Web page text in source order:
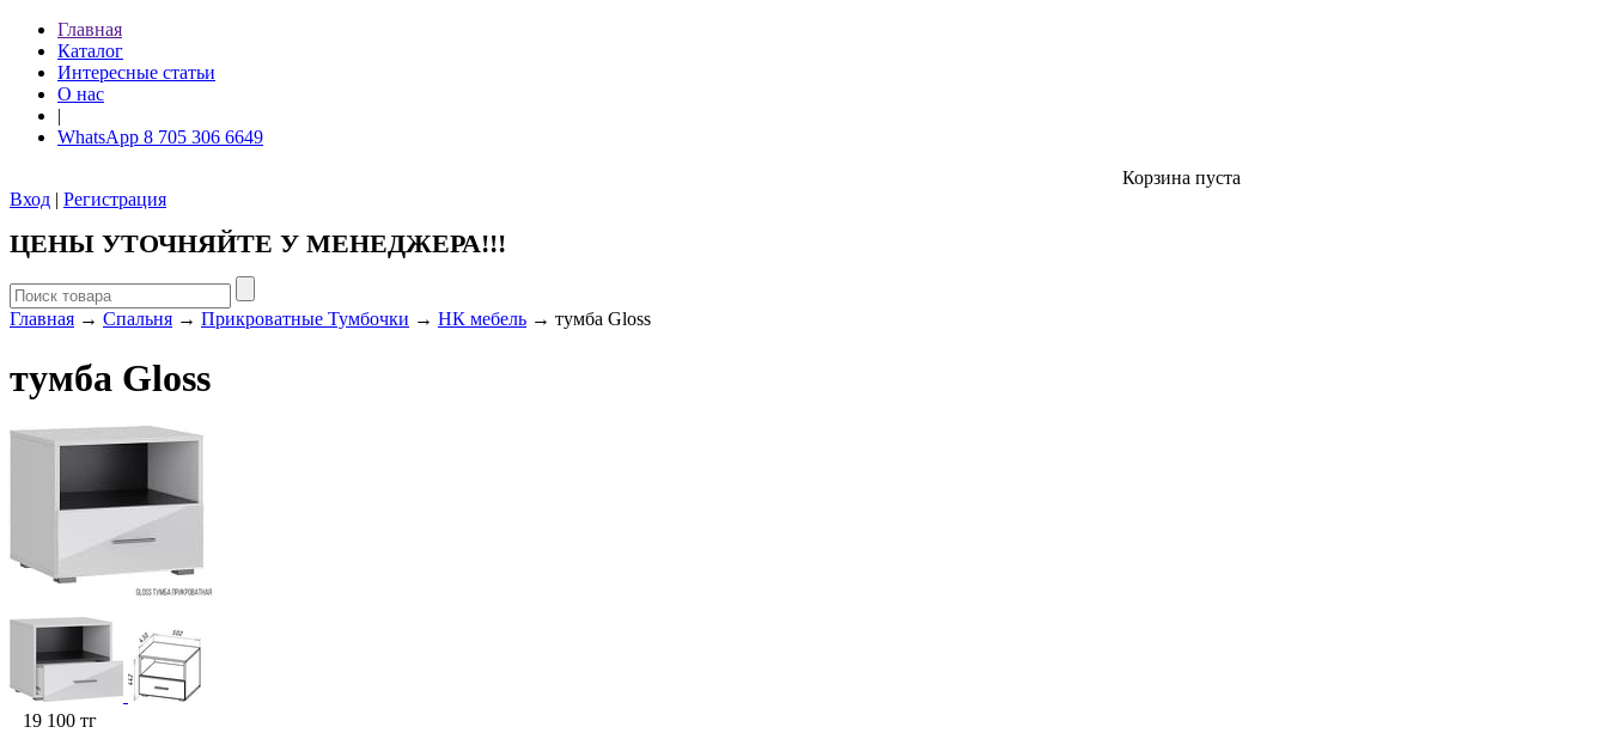
Главная
Каталог
Интересные статьи
О нас
|
WhatsApp 8 705 306 6649
Корзина пуста
Вход | Регистрация
ЦЕНЫ УТОЧНЯЙТЕ У МЕНЕДЖЕРА!!!
Главная → Спальня → Прикроватные Тумбочки → НК мебель → тумба Gloss
тумба Gloss
19 100 тг